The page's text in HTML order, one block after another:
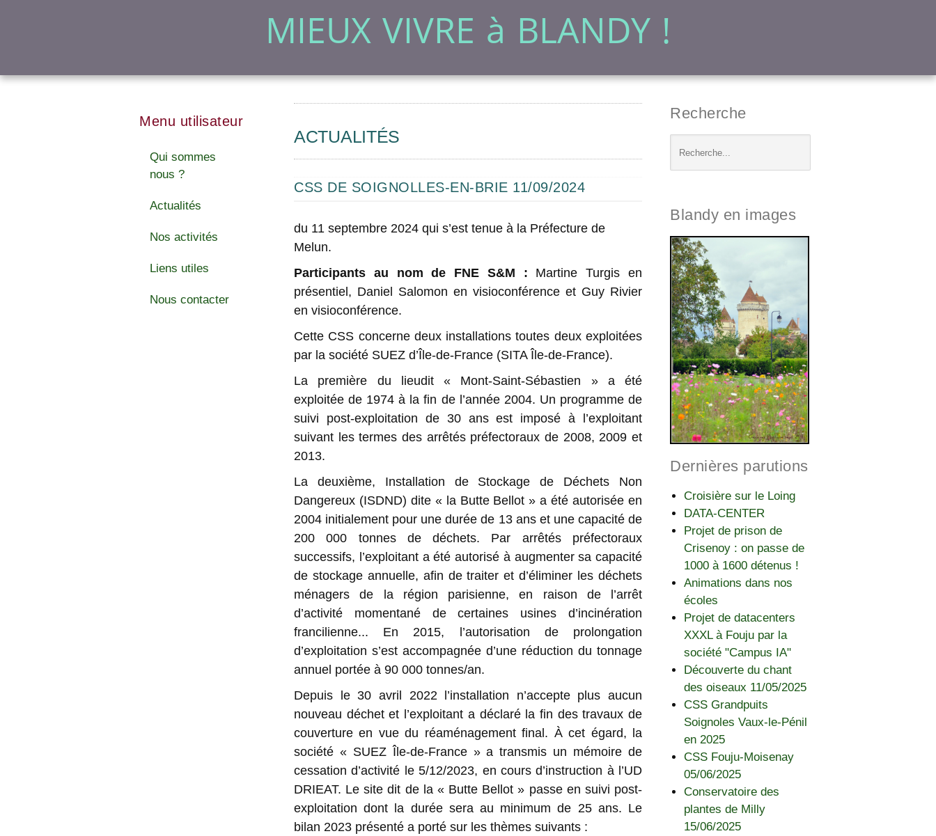
MIEUX VIVRE à BLANDY !
Menu utilisateur
Qui sommes
nous ?
Actualités
Nos activités
Liens utiles
Nous contacter
Recherche
Blandy en images
Dernières parutions
Croisière sur le Loing
DATA-CENTER
Projet de prison de
Crisenoy : on passe de
1000 à 1600 détenus !
Animations dans nos
écoles
Projet de datacenters
XXXL à Fouju par la
société "Campus IA"
Découverte du chant
des oiseaux 11/05/2025
CSS Grandpuits
Soignoles Vaux-le-Pénil
en 2025
CSS Fouju-Moisenay
05/06/2025
Conservatoire des
plantes de Milly
15/06/2025
ACTUALITÉS
CSS DE SOIGNOLLES-EN-BRIE 11/09/2024
du 11 septembre 2024 qui s’est tenue à la Préfecture de
Melun.
Participants au nom de FNE S&M : Martine Turgis en
présentiel, Daniel Salomon en visioconférence et Guy Rivier
en visioconférence.
Cette CSS concerne deux installations toutes deux exploitées
par la société SUEZ d’Île-de-France (SITA Île-de-France).
La première du lieudit « Mont-Saint-Sébastien » a été
exploitée de 1974 à la fin de l’année 2004. Un programme de
suivi post-exploitation de 30 ansest imposé à l’exploitant
suivant les termes des arrêtés préfectoraux de 2008, 2009 et
2013.
La deuxième, Installation de Stockage de Déchets Non
Dangereux (ISDND) dite« la Butte Bellot »a été autorisée en
2004 initialement pour une durée de 13 ans et une capacité de
200 000 tonnes de déchets. Par arrêtés préfectoraux
successifs, l’exploitant a été autorisé à augmenter sa capacité
de stockage annuelle, afin de traiter et d’éliminer les déchets
ménagers de la région parisienne, en raison de l’arrêt
d’activité momentané de certaines usines d’incinération
francilienne... En 2015, l’autorisation de prolongation
d’exploitation s’est accompagnée d’une réduction du tonnage
annuel portée à 90 000 tonnes/an.
Depuis le 30 avril 2022 l’installation n’accepte plus aucun
nouveau déchet et l’exploitant a déclaré la fin des travaux de
couverture en vue du réaménagement final. À cet égard, la
société « SUEZ Île-de-France » a transmis un mémoire de
cessation d’activité le 5/12/2023, en cours d’instruction à l’UD
DRIEAT. Le site dit de la « Butte Bellot » passe en suivi post-
exploitation dont la durée sera au minimum de 25 ans. Le
bilan 2023 présenté a porté sur les thèmes suivants :